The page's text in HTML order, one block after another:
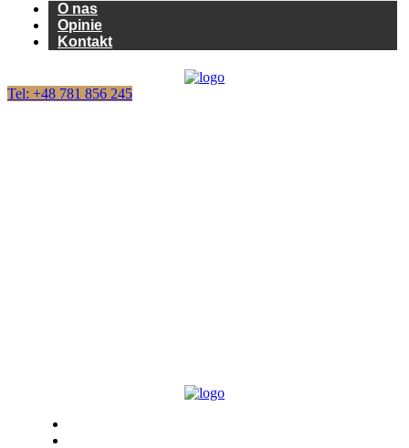
O nas
Opinie
Kontakt
Tel: +48 781 856 245